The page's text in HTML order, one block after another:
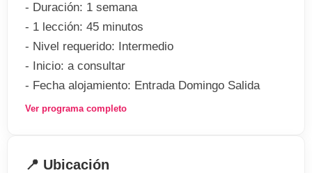
- Duración: 1 semana
- 1 lección: 45 minutos
- Nivel requerido: Intermedio
- Inicio: a consultar
- Fecha alojamiento: Entrada Domingo Salida
Sábado
tomar una combinación de Inglés General por la
Ver programa completo
📍 Ubicación